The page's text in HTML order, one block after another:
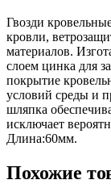
Гвозди
кровли,
материалов.
слоем цинка для
покрытие
условий среды и
шляпка
исключает
Длина:60мм.
Похожие